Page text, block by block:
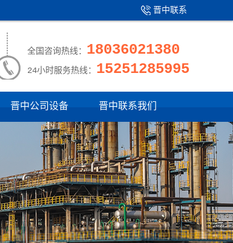
晋中联系
全国咨询热线： 18036021380
24小时服务热线： 15251285995
晋中公司设备 晋中联系我们